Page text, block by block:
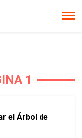
1
el Árbol de